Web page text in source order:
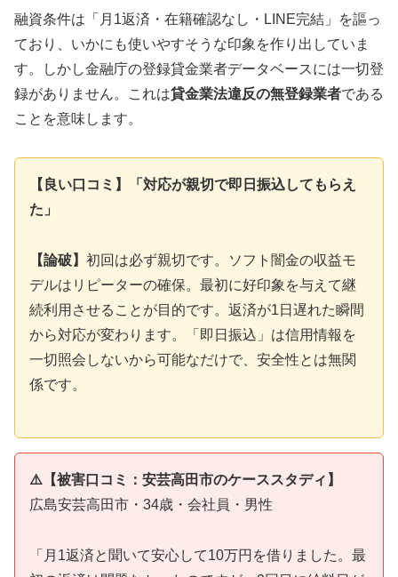
融資条件は「月1返済・在籍確認なし・LINE完結」を謳っ
ており、いかにも使いやすそうな印象を作り出していま
す。しかし金融庁の登録貸金業者データベースには一切登
録がありません。これは貸金業法違反の無登録業者である
ことを意味します。
【良い口コミ】「対応が親切で即日振込してもらえ
た」
【論破】 初回は必ず親切です。ソフト闇金の収益モ
デルはリピーターの確保。最初に好印象を与えて継
続利用させることが目的です。返済が1日遅れた瞬間
から対応が変わります。「即日振込」は信用情報を
一切照会しないから可能なだけで、安全性とは無関
係です。
⚠️【被害口コミ：安芸高田市のケーススタディ】
広島安芸高田市・34歳・会社員・男性
「月1返済と聞いて安心して10万円を借りました。最